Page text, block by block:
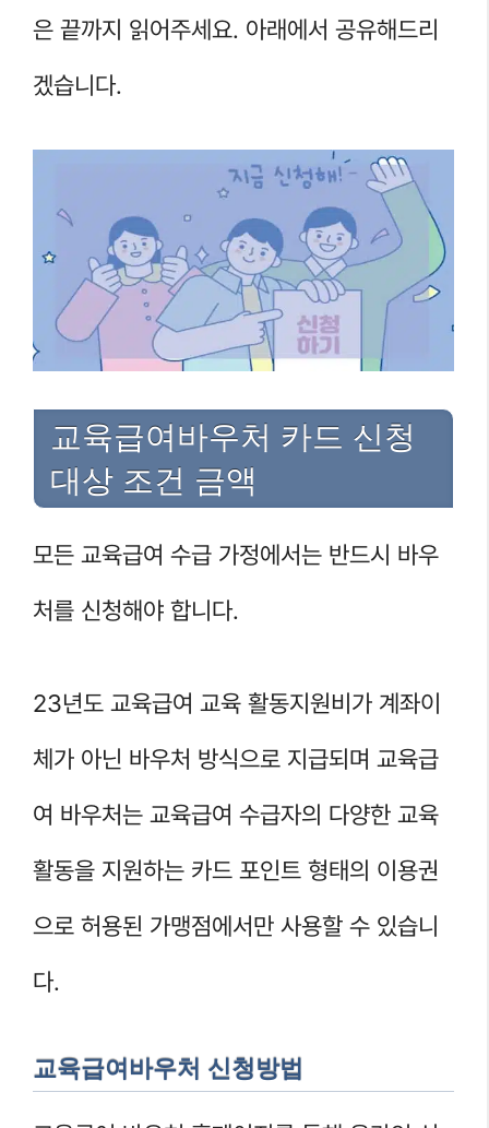
은 끝까지 읽어주세요. 아래에서 공유해드리
겠습니다.
교육급여바우처 카드 신청
대상 조건 금액
모든 교육급여 수급 가정에서는 반드시 바우
처를 신청해야 합니다.
23년도 교육급여 교육 활동지원비가 계좌이
체가 아닌 바우처 방식으로 지급되며 교육급
여 바우처는 교육급여 수급자의 다양한 교육
활동을 지원하는 카드 포인트 형태의 이용권
으로 허용된 가맹점에서만 사용할 수 있습니
다.
교육급여바우처 신청방법